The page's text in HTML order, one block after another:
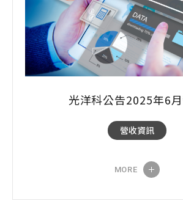
光洋科公告2025年6
營收資訊
MORE